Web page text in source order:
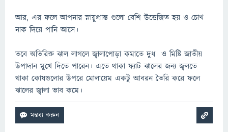
আর, এর ফলে আপনার স্নায়ুপ্রান্ত গুলো বেশি উত্তেজিত হয় ও চোখ
নাক দিয়ে পানি আসে।
তবে অতিরিক্ত ঝাল লাগলে জ্বালাপোড়া কমাতে দুধ ও মিষ্টি জাতীয়
উপাদান মুখে দিতে পারেন। এতে থাকা ফ্যাট ঝালের জন্য জ্বলতে
থাকা কোষগুলোর উপরে মোলায়েম একটু আবরন তৈরি করে ফলে
ঝালের জ্বালা ভাব কমে।